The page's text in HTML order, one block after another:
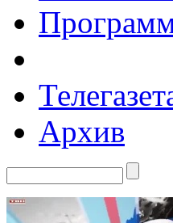
Архив